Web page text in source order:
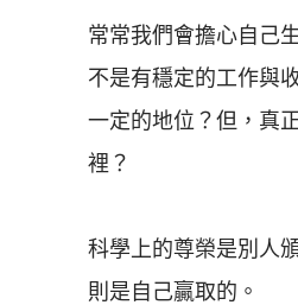
常常我們會擔心自己
不是有穩定的工作與
一定的地位？但，真
裡？
科學上的尊榮是別人
則是自己贏取的。